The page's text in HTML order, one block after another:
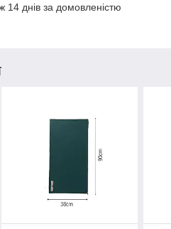
днів за домовленістю